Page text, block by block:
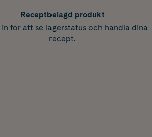
Receptbelagd produkt
in för att se lagerstatus och handla dina
recept.